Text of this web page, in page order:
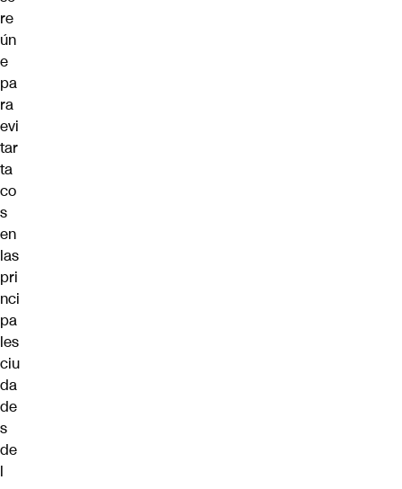
re
ún
e
pa
ra
evi
tar
ta
co
s
en
las
pri
nci
pa
les
ciu
da
de
s
de
l